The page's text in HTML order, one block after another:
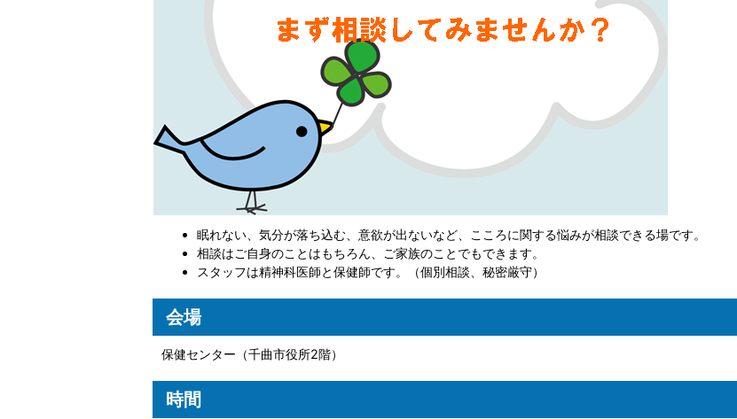
眠れない、気分が落ち込む、意欲が出ないなど、こころに関する悩みが相談できる場です。
相談はご自身のことはもちろん、ご家族のことでもできます。
スタッフは精神科医師と保健師です。（個別相談、秘密厳守）
会場
保健センター（千曲市役所2階）
時間